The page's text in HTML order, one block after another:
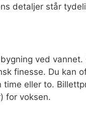
detaljer står
ved vannet.
finesse. Du kan
eller to.
for voksen.